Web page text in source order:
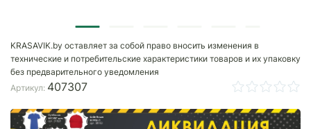
KRASAVIK.by оставляет за собой право вносить изменения в
технические и потребительские характеристики товаров и их упаковку
без предварительного уведомления
Артикул: 407307